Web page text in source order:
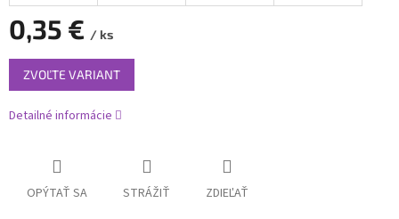
0,35 € / ks
Jednotková
cena:
ZVOĽTE VARIANT
Detailné informácie
OPÝTAŤ SA STRÁŽIŤ ZDIEĽAŤ